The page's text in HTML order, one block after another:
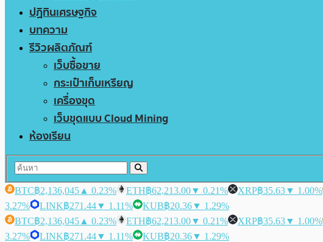
ปฏิทินเศรษฐกิจ
บทความ
รีวิวผลิตภัณฑ์
เว็บซื้อขาย
กระเป๋าเก็บเหรียญ
เครื่องขุด
เว็บขุดแบบ Cloud Mining
ห้องเรียน
BTC฿2,136,045 ▲ 0.23% ETH฿62,213.00▼ 0.21% XRP฿35.63▼ 1.00%
3.27%
LINK฿271.44▼ 1.11% KUB฿20.36▼ 1.29%
BTC฿2,136,045 ▲ 0.23% ETH฿62,213.00▼ 0.21% XRP฿35.63▼ 1.00%
3.27%
LINK฿271.44▼ 1.11% KUB฿20.36▼ 1.29%